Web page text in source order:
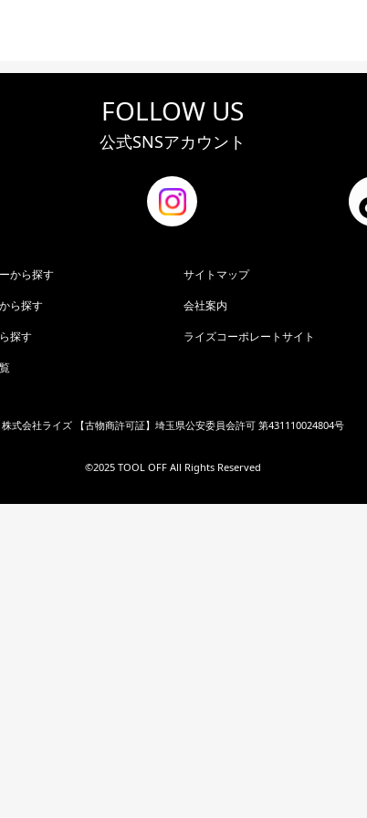
FOLLOW US
公式SNSアカウント
から探す
ら探す
探す
サイトマップ
会社案内
ライズコーポレートサイト
株式会社ライズ 【古物商許可証】埼玉県公安委員会許可 第431110024804号
©︎2025 TOOL OFF All Rights Reserved